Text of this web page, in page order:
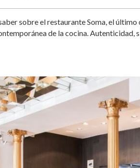
sobre el restaurante Soma, el
de la cocina. Autenticidad,